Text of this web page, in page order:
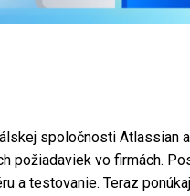
spoločnosti Atlassian
požiadaviek vo firmách.
a testovanie. Teraz